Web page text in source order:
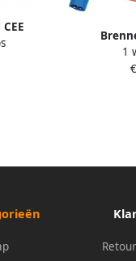
voor
25m
1